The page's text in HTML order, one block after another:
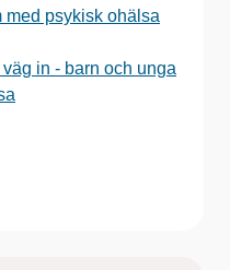
med psykisk ohälsa
in - barn och unga